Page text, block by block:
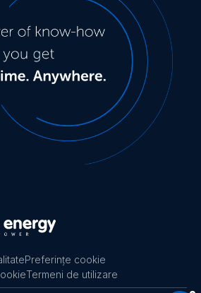
6A (280W) Isolated DC-DC converter
6A (280W) Isolated DC-DC converter
6A (280W) Isolated DC-DC converter
(240W) Isolated DC-DC
Preferințe cookie
Termeni de utilizare